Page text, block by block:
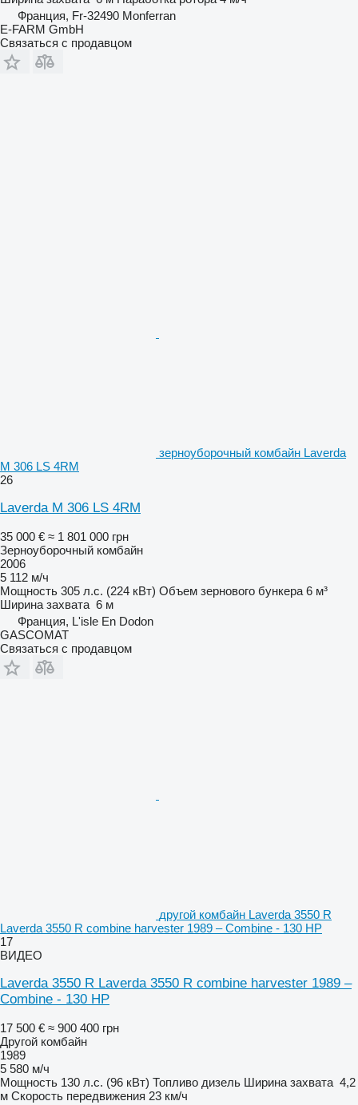
Франция, Fr-32490 Monferran
E-FARM GmbH
Связаться с продавцом
зерноуборочный комбайн Laverda
M 306 LS 4RM
26
Laverda M 306 LS 4RM
35 000 € ≈ 1 801 000 грн
Зерноуборочный комбайн
2006
5 112 м/ч
Мощность 305 л.с. (224 кВт) Объем зернового бункера 6 м³
Ширина захвата 6 м
Франция, L'isle En Dodon
GASCOMAT
Связаться с продавцом
другой комбайн Laverda 3550 R
Laverda 3550 R combine harvester 1989 – Combine - 130 HP
17
ВИДЕО
Laverda 3550 R Laverda 3550 R combine harvester 1989 –
Combine - 130 HP
17 500 € ≈ 900 400 грн
Другой комбайн
1989
5 580 м/ч
Мощность 130 л.с. (96 кВт) Топливо дизель Ширина захвата 4,2
м Скорость передвижения 23 км/ч